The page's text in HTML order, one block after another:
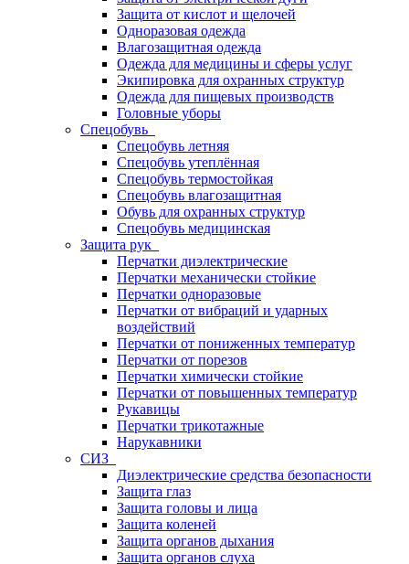
Защита от кислот и щелочей
Одноразовая одежда
Влагозащитная одежда
Одежда для медицины и сферы услуг
Экипировка для охранных структур
Одежда для пищевых производств
Головные уборы
Спецобувь
Спецобувь летняя
Спецобувь утеплённая
Спецобувь термостойкая
Спецобувь влагозащитная
Обувь для охранных структур
Спецобувь медицинская
Защита рук
Перчатки диэлектрические
Перчатки механически стойкие
Перчатки одноразовые
Перчатки от вибраций и ударных
воздействий
Перчатки от пониженных температур
Перчатки от порезов
Перчатки химически стойкие
Перчатки от повышенных температур
Рукавицы
Перчатки трикотажные
Нарукавники
СИЗ
Диэлектрические средства безопасности
Защита глаз
Защита головы и лица
Защита коленей
Защита органов дыхания
Защита органов слуха